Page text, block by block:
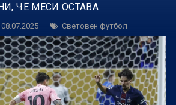
ЧЕ МЕСИ ОСТАВА
08.07.2025 Световен футбол